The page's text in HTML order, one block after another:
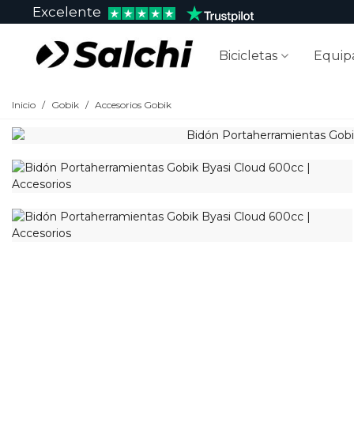
Excelente
Bicicletas
Inicio / Gobik / Accesorios Gobik